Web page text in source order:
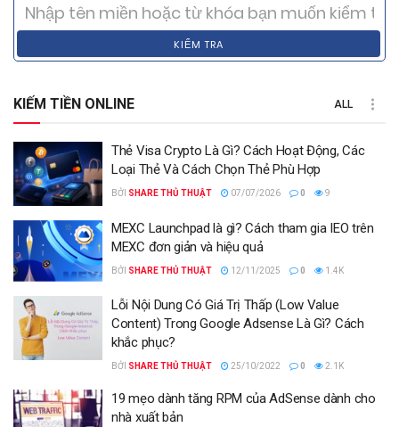
KIỂM TRA
KIẾM TIỀN ONLINE ALL
Thẻ Visa Crypto Là Gì? Cách Hoạt Động, Các
Loại Thẻ Và Cách Chọn Thẻ Phù Hợp
BỞI SHARE THỦ THUẬT 07/07/2026 0 9
MEXC Launchpad là gì? Cách tham gia IEO trên
MEXC đơn giản và hiệu quả
BỞI SHARE THỦ THUẬT 12/11/2025 0 1.4K
Lỗi Nội Dung Có Giá Trị Thấp (Low Value
Content) Trong Google Adsense Là Gì? Cách
khắc phục?
BỞI SHARE THỦ THUẬT 25/10/2022 0 2.1K
19 mẹo dành tăng RPM của AdSense dành cho
nhà xuất bản